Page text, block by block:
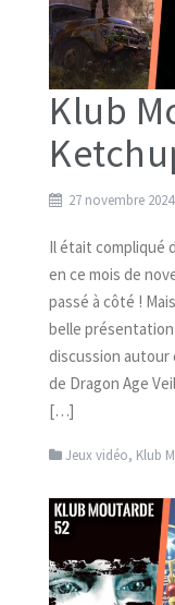
Klub
27 novembre 2024
Il était compliqué
en ce mois de
passé à côté !
belle
discussion autour
de Dragon Age
[…]
Jeux vidéo, Klub